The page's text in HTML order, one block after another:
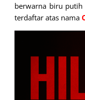
berwarna biru
terdaftar atas nama